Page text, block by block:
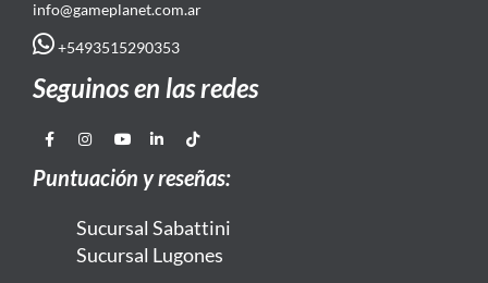
info@gameplanet.com.ar
+5493515290353
Seguinos en las redes
Puntuación y reseñas:
Sucursal Sabattini
Sucursal Lugones